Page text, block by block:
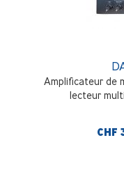
Amplificateur de
lecteur
CHF